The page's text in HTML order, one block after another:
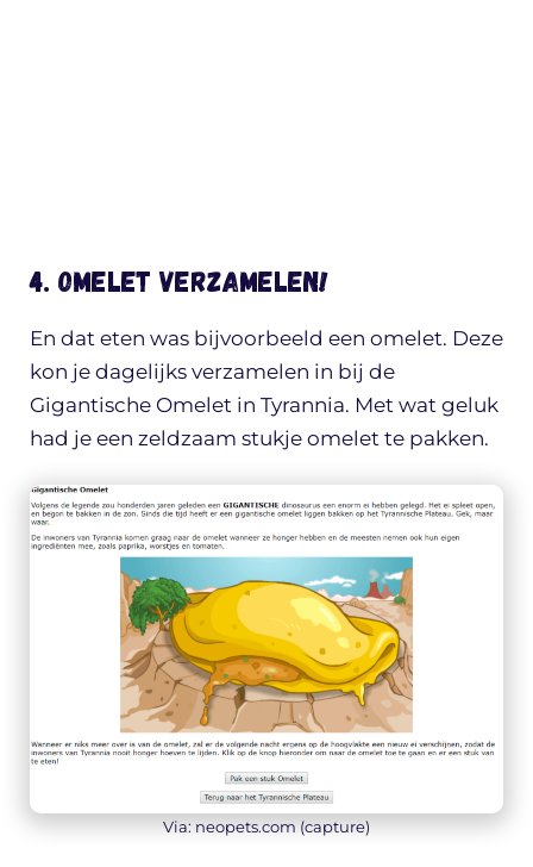
4. Omelet verzamelen!
En dat eten was bijvoorbeeld een omelet. Deze
kon je dagelijks verzamelen in bij de
Gigantische Omelet in Tyrannia. Met wat geluk
had je een zeldzaam stukje omelet te pakken.
Via: neopets.com (capture)